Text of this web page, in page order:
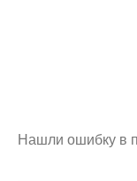
Нашли ошибку в